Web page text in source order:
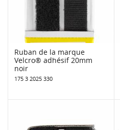
Ruban de la marque
Velcro® adhésif 20mm
noir
175 3 2025 330